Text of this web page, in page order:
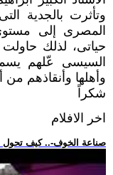
وتأثرت بالجدية
المصرى إلى
حياتى، لذلك حاولت
السيسى عّلهم
وأهلها وأنقاذهم
شكراً
اخر الافلام
.. -صناعة الخوف-.. كيف